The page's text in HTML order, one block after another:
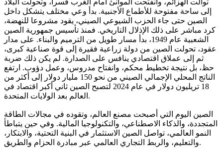
إلى ساحة مفتوحة للأطماع الأجنبية. بدأ وعي مختلف يتشكل داخل
الصين حتى جاء الحزب الشيوعي الصيني، يقود مشروعا للنهضة،
كرد مباشر على ذلك الإذلال التاريخي. فمنذ تأسيس جمهورية الصين
الشعبية عام 1949، بدأ مسار طويل من الترميم والبناء. على مدار
عقود، تحولت الصين من دولة زراعية فقيرة إلى قوة صناعية كبرى،
ثم إلى عملاق اقتصادي ينافس على الصدارة. لم يكن ذلك ضربة
حظ، بل نتيجة تخطيط محكم، وانفتاح مدروس، وعمل دؤوب. ارتفع
الناتج المحلي الإجمالي الصيني من نحو 150 مليار دولار إلى أكثر من
18 تريليون دولار في عام 2024 لتصبح الصين ثاني أكبر اقتصاد في
العالم بعد الولايات المتحدة.
الصين اليوم التي أصبحت مصنع العالم، وتقوده في مجالات الطاقة
المتجددة، والذكاء الاصطناعي، والتكنولوجيا المالية. وفي حين يتباطأ
النمو العالمي، تواصل الصين الاستثمار في البنية التحتية، والابتكار،
والتعليم، والربط التجاري العالمي عبر مبادرة الحزام والطريق.